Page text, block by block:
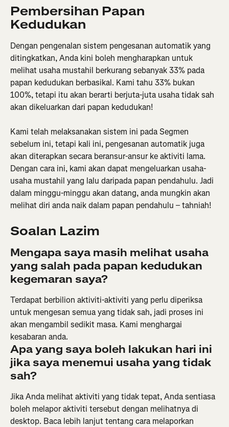
Pembersihan Papan
Kedudukan
Dengan pengenalan sistem pengesanan automatik yang
ditingkatkan, Anda kini boleh mengharapkan untuk
melihat usaha mustahil berkurang sebanyak 33% pada
papan kedudukan berbasikal. Kami tahu 33% bukan
100%, tetapi itu akan berarti berjuta-juta usaha tidak sah
akan dikeluarkan dari papan kedudukan!
Kami telah melaksanakan sistem ini pada Segmen
sebelum ini, tetapi kali ini, pengesanan automatik juga
akan diterapkan secara beransur-ansur ke aktiviti lama.
Dengan cara ini, kami akan dapat mengeluarkan usaha-
usaha mustahil yang lalu daripada papan pendahulu. Jadi
dalam minggu-minggu akan datang, anda mungkin akan
melihat diri anda naik dalam papan pendahulu – tahniah!
Soalan Lazim
Mengapa saya masih melihat usaha
yang salah pada papan kedudukan
kegemaran saya?
Terdapat berbilion aktiviti-aktiviti yang perlu diperiksa
untuk mengesan semua yang tidak sah, jadi proses ini
akan mengambil sedikit masa. Kami menghargai
kesabaran anda.
Apa yang saya boleh lakukan hari ini
jika saya menemui usaha yang tidak
sah?
Jika Anda melihat aktiviti yang tidak tepat, Anda sentiasa
boleh melapor aktiviti tersebut dengan melihatnya di
desktop. Baca lebih lanjut tentang cara melaporkan